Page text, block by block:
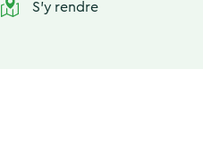
S'y rendre